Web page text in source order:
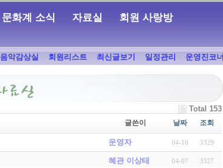
문화계 소식 자료실 회원 사랑방
음악감상실 회원리스트 최신글보기 일정관리 운영진코너
Total 153
글쓴이 날짜 조회
운영자 04-10 3329
혜관 이상태 04-07 3327